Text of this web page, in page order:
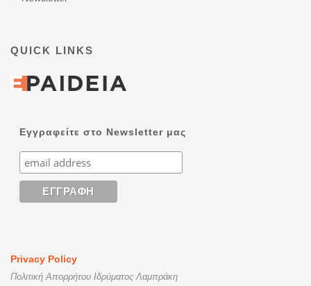
QUICK LINKS
Εγγραφείτε στο Newsletter μας
Privacy Policy
Πολιτική Απορρήτου Ιδρύματος Λαμπράκη